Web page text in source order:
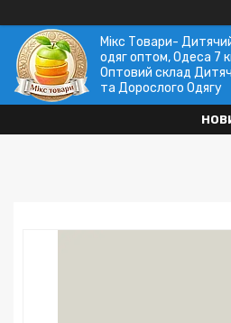
Мікс Товари-
одяг оптом, Одеса 7
Оптовий склад
та Дорослого Одягу